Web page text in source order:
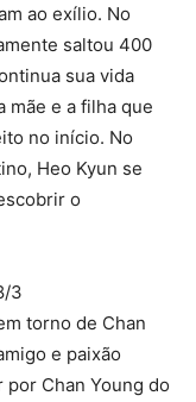
ao exílio. No
saltou 400
sua vida
mãe e a filha que
no início. No
Heo Kyun se
o
3
torno de Chan
e paixão
Chan Young do